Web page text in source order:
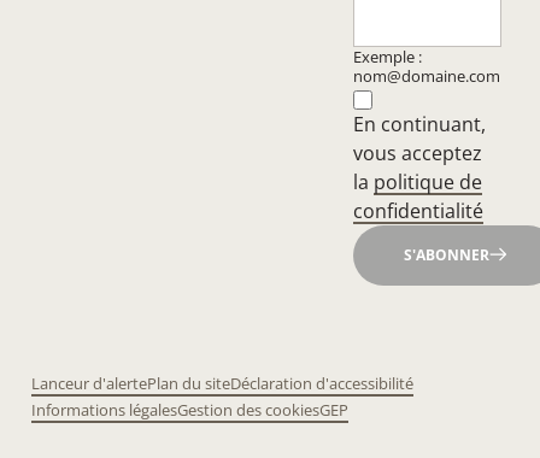
Exemple :
nom@domaine.com
En continuant,
vous acceptez
la politique de
confidentialité
S'ABONNER
Lanceur d'alertePlan du siteDéclaration d'accessibilité
Informations légalesGestion des cookiesGEP